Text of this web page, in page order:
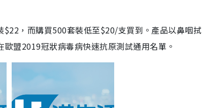
，而購買500套裝低至$20/支買到。產品以鼻咽
盟2019冠狀病毒病快速抗原測試通用名單。